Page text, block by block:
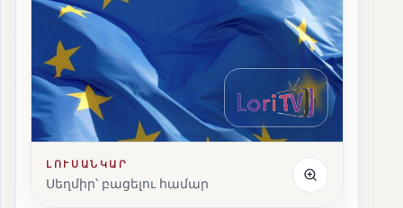
ԼՈՒՍԱՆԿԱՐ
Սեղմիր՝ բացելու համար